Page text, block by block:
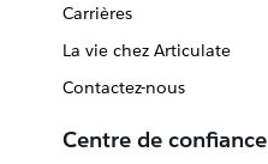
Carrières
La vie chez Articulate
Contactez-nous
Centre de confiance